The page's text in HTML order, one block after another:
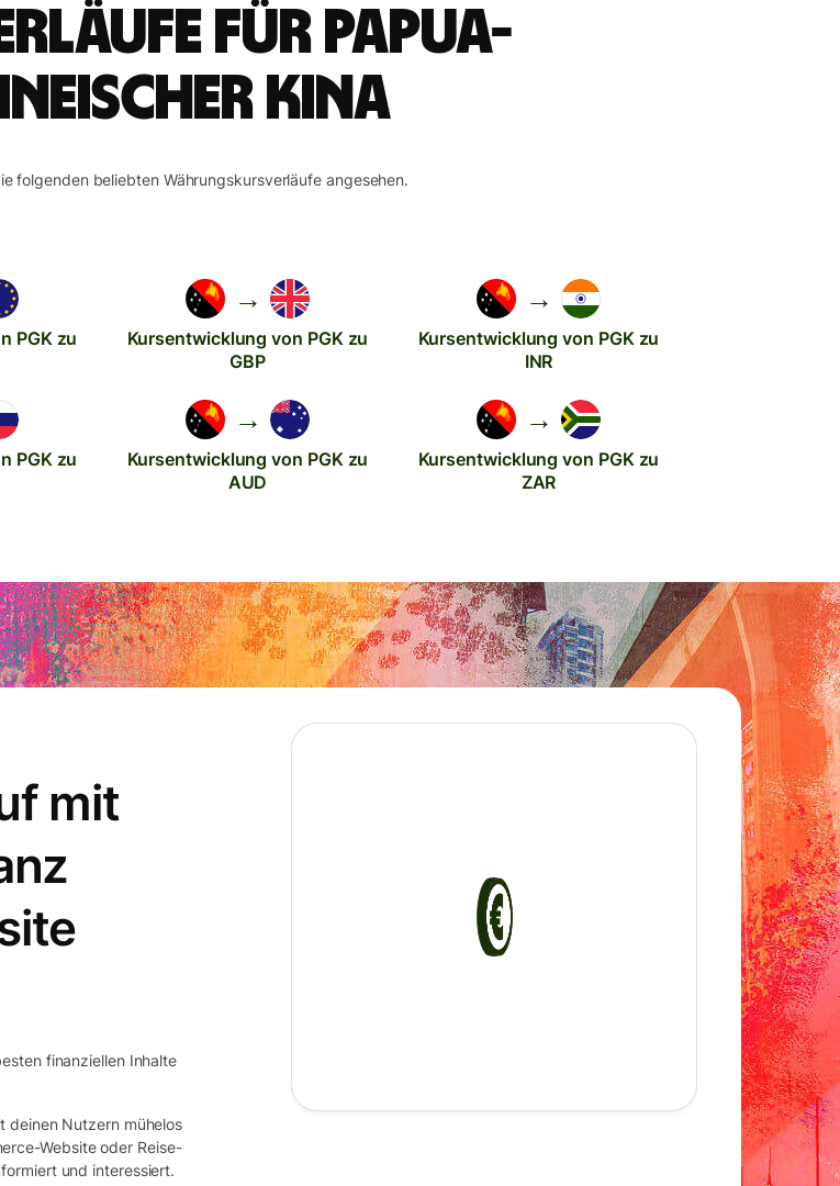
für papua-
Kina
folgenden beliebten Währungskursverläufe angesehen.
PGK zu
→
Kursentwicklung von PGK zu
GBP
→
Kursentwicklung von PGK zu
INR
PGK zu
→
Kursentwicklung von PGK zu
AUD
→
Kursentwicklung von PGK zu
ZAR
mit
finanziellen Inhalte
deinen Nutzern mühelos
Website oder Reise-
und interessiert.